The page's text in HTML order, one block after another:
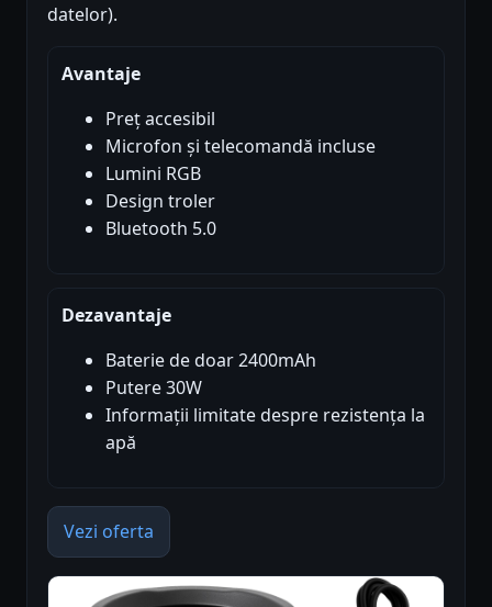
datelor).
Avantaje
Preț accesibil
Microfon și telecomandă incluse
Lumini RGB
Design troler
Bluetooth 5.0
Dezavantaje
Baterie de doar 2400mAh
Putere 30W
Informații limitate despre rezistența la
apă
Vezi oferta